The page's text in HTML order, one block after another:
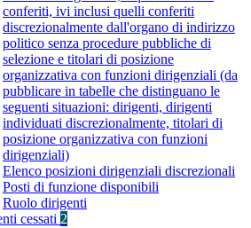
conferiti, ivi inclusi quelli conferiti
discrezionalmente dall'organo di indirizzo
politico senza procedure pubbliche di
selezione e titolari di posizione
organizzativa con funzioni dirigenziali (da
pubblicare in tabelle che distinguano le
seguenti situazioni: dirigenti, dirigenti
individuati discrezionalmente, titolari di
posizione organizzativa con funzioni
dirigenziali)
Elenco posizioni dirigenziali discrezionali
Posti di funzione disponibili
Ruolo dirigenti
cessati 2